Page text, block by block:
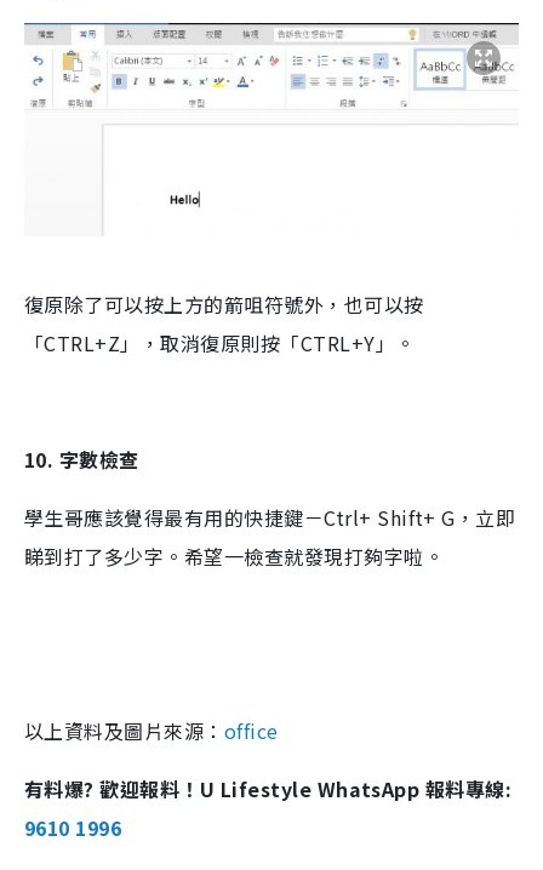
復原除了可以按上方的箭咀符號外，也可以按
「CTRL+Z」，取消復原則按「CTRL+Y」。
10. 字數檢查
學生哥應該覺得最有用的快捷鍵－Ctrl+ Shift+ G，立即
睇到打了多少字。希望一檢查就發現打夠字啦。
以上資料及圖片來源： office
有料爆? 歡迎報料！U Lifestyle WhatsApp 報料專線:
9610 1996